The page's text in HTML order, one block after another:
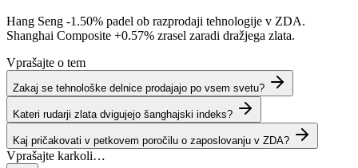
Hang Seng -1.50% padel ob razprodaji tehnologije v ZDA.
Shanghai Composite +0.57% zrasel zaradi dražjega zlata.
Vprašajte o tem
Zakaj se tehnološke delnice prodajajo po vsem svetu?
Kateri rudarji zlata dvigujejo šanghajski indeks?
Kaj pričakovati v petkovem poročilu o zaposlovanju v ZDA?